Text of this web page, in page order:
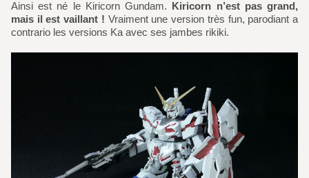
Ainsi est né le Kiricorn Gundam. Kiricorn n’est pas grand,
mais il est vaillant ! Vraiment une version très fun, parodiant a
contrario les versions Ka avec ses jambes rikiki.